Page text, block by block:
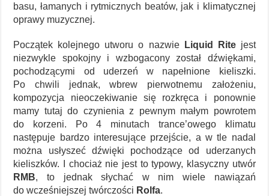
basu, łamanych i rytmicznych beatów, jak i klimatycznej
oprawy muzycznej.
Początek kolejnego utworu o nazwie Liquid Ritejest
niezwykle spokojny i wzbogacony został dźwiękami,
pochodzącymi od uderzeń w napełnione kieliszki.
Po chwili jednak, wbrew pierwotnemu założeniu,
kompozycja nieoczekiwanie się rozkręca i ponownie
mamy tutaj do czynienia z pewnym małym powrotem
do korzeni. Po 4 minutach trance’owego klimatu
następuje bardzo interesujące przejście, a w tle nadal
można usłyszeć dźwięki pochodzące od uderzanych
kieliszków. I chociaż nie jest to typowy, klasyczny utwór
RMB, to jednak słychać w nim wiele nawiązań
do wcześniejszej twórczości Rolfa.